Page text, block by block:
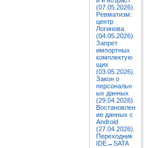
(07.05.2026).
Ревматизм:
центр
Логинова
(04.05.2026).
Запрет
импортных
комплектую
щих
(03.05.2026).
Закон о
персональн
ых данных
(29.04.2026).
Востановлен
ие данных с
Android
(27.04.2026).
Переходник
IDE↔SATA